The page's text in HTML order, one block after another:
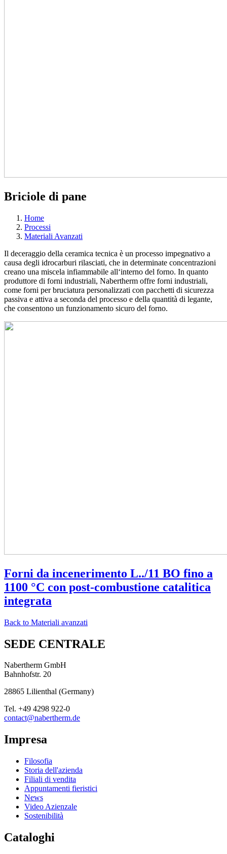
Briciole di pane
Home
Processi
Materiali Avanzati
Il deceraggio della ceramica tecnica è un processo impegnativo a
causa degli idrocarburi rilasciati, che in determinate concentrazioni
creano una miscela infiammabile all‘interno del forno. In quanto
produttore di forni industriali, Nabertherm offre forni industriali,
come forni per bruciatura personalizzati con pacchetti di sicurezza
passiva e attiva a seconda del processo e della quantità di legante,
che consentono un funzionamento sicuro del forno.
Forni da incenerimento L../11 BO fino a
1100 °C con post-combustione catalitica
integrata
Back to Materiali avanzati
SEDE CENTRALE
Nabertherm GmbH
Bahnhofstr. 20
28865 Lilienthal (Germany)
Tel. +49 4298 922-0
contact@nabertherm.de
Impresa
Filosofia
Storia dell'azienda
Filiali di vendita
Appuntamenti fieristici
News
Video Azienzale
Sostenibilità
Cataloghi